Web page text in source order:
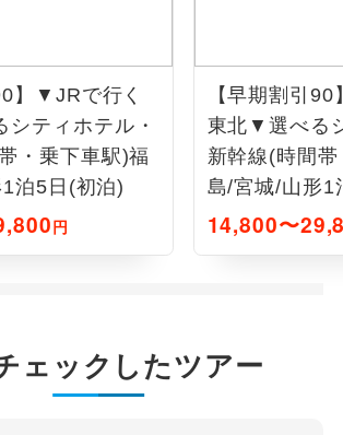
】▼JRで行く
ティホテル・
・乗下車駅)福
泊5日(初泊)
円
【早期割引
東北▼選べる
新幹線(時間
島/宮城/山形1
14,800〜
ェックしたツアー